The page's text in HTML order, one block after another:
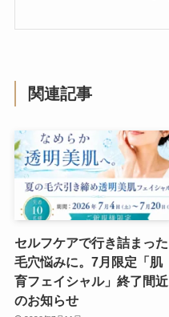
関連記事
セルフケアで行き詰まった
毛穴悩みに。7月限定「肌
育フェイシャル」終了間近
のお知らせ